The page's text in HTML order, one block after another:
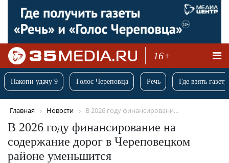
16+
Накопи удачу 9 Голос Череповца Речь Где взять
Главная Новости В 2026 году финансировани...
В 2026 году финансирование на
содержание дорог в Череповецком
районе уменьшится